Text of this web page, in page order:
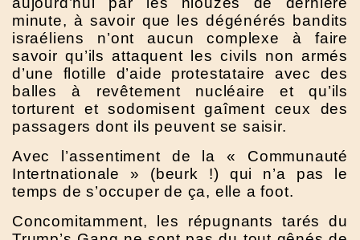
minute, à savoir que les dégénérés bandits
israéliens n’ont aucun complexe à faire
savoir qu’ils attaquent les civils non armés
d’une flotille d’aide protestataire avec des
balles à revêtement nucléaire et qu’ils
torturent et sodomisent gaîment ceux des
passagers dont ils peuvent se saisir.
Avec l’assentiment de la « Communauté
Intertnationale » (beurk !) qui n’a pas le
temps de s’occuper de ça, elle a foot.
Concomitamment, les répugnants tarés du